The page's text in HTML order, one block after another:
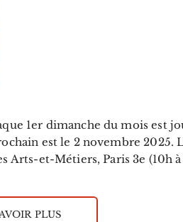
1er dimanche du mois est
est le 2 novembre 2025.
Arts-et-Métiers, Paris 3e (10h
PLUS